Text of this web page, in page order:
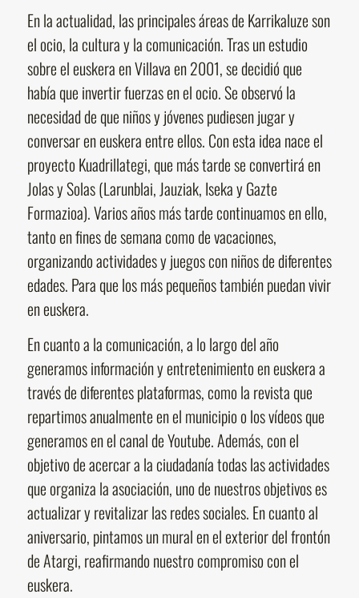
En la actualidad, las principales áreas de Karrikaluze son
el ocio, la cultura y la comunicación. Tras un estudio
sobre el euskera en Villava en 2001, se decidió que
había que invertir fuerzas en el ocio. Se observó la
necesidad de que niños y jóvenes pudiesen jugar y
conversar en euskera entre ellos. Con esta idea nace el
proyecto Kuadrillategi, que más tarde se convertirá en
Jolas y Solas (Larunblai, Jauziak, Iseka y Gazte
Formazioa). Varios años más tarde continuamos en ello,
tanto en fines de semana como de vacaciones,
organizando actividades y juegos con niños de diferentes
edades. Para que los más pequeños también puedan vivir
en euskera.
En cuanto a la comunicación, a lo largo del año
generamos información y entretenimiento en euskera a
través de diferentes plataformas, como la revista que
repartimos anualmente en el municipio o los vídeos que
generamos en el canal de Youtube. Además, con el
objetivo de acercar a la ciudadanía todas las actividades
que organiza la asociación, uno de nuestros objetivos es
actualizar y revitalizar las redes sociales. En cuanto al
aniversario, pintamos un mural en el exterior del frontón
de Atargi, reafirmando nuestro compromiso con el
euskera.